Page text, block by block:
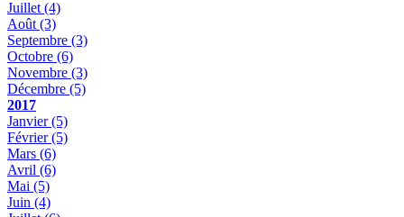
Juillet (4)
Août (3)
Septembre (3)
Octobre (6)
Novembre (3)
Décembre (5)
2017
Janvier(5)
Février(5)
Mars (6)
Avril (6)
Mai (5)
Juin (4)